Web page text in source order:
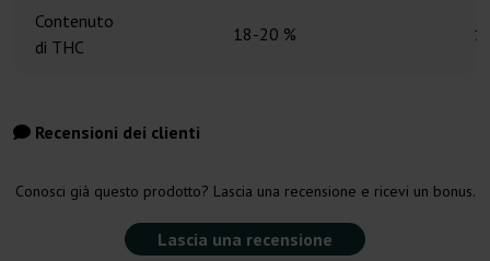
Contenuto
di THC
18-20 %
Recensioni dei clienti
Conosci già questo prodotto? Lascia una recensione e ricevi un bonus.
Lascia una recensione